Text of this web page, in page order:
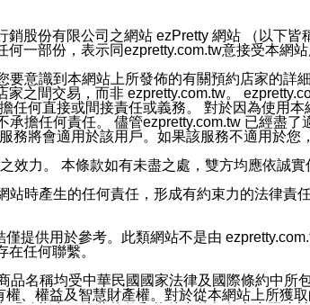
務之資料或電子郵件供您參考。您能依照該
仍可接收到通知型訊息。
訊息皆不會被傳送。滿足以下三個條件者，將
通知型訊息。
股份有限公司之網站 ezPretty 網站 （以下
一部份，表示同ezpretty.com.tw意接受本網站
意識到本網站上所發佈的有關預約店家的詳
之間交易，而非 ezpretty.com.tw。
何直接或間接責任或義務。 對於因為使用
擔任何責任。 儘管ezpretty.com.tw 已經盡
將會適用於該用戶。如果該服務不適用於您
力。 本條款如有未盡之處，雙方均應依誠實
時產生的任何責任，形成有約束力的法律責
提供用於參考。此類網站不是由
任何聯繫。
名稱均受中華民國國家法律及國際條約中所
、權益及智慧財產權。對於從本網站上所獲